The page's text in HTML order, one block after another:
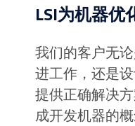
LSI为机器优
我们的客户无
进工作，还是
提供正确解决
成开发机器的